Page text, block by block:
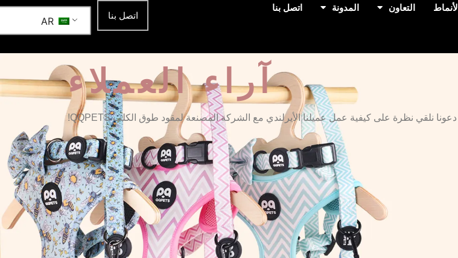
الأنماط التعاون المدونة اتصل بنا
اتصل بنا AR
آراء العملاء
دعونا نلقي نظرة على كيفية عمل عميلنا الأيرلندي مع الشركة المصنعة لمقود طوق الكلب QQPETS!